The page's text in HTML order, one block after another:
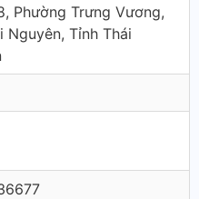
Phường Trưng Vương,
Nguyên, Tỉnh Thái